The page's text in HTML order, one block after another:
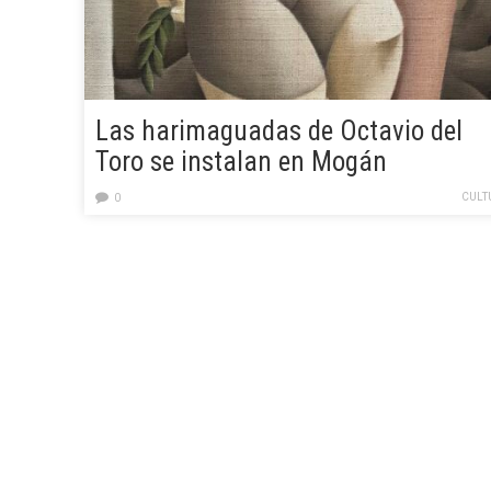
Las harimaguadas de Octavio del
Toro se instalan en Mogán
0